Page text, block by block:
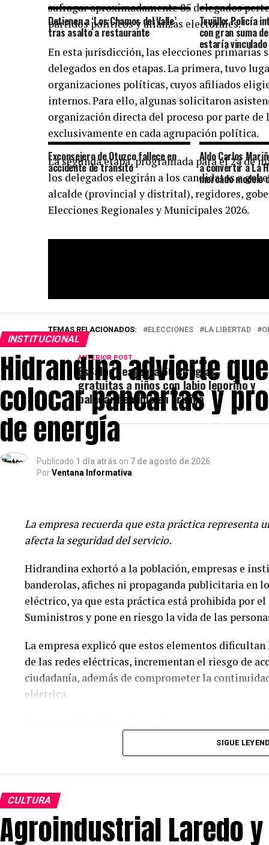
sufragar aproximadamente 85 delegados
partidos políticos y alianzas electorales.
En esta jurisdicción, las elecciones primarias
delegados en dos etapas. La primera, tuvo
organizaciones políticas, cuyos afiliados
internos. Para ello, algunas solicitaron
organización directa del proceso por parte
exclusivamente en cada agrupación política.
La segunda etapa, programada para el 24 de
los delegados elegirán a los candidatos a
alcalde (provincial y distrital), regidores,
Elecciones Regionales y Municipales 2026.
TEMAS RELACIONADOS: ELECCIONES LA LIBERTAD
ANTERIOR POST
EsSalud realizará 60 cirugías
gratuitas a niños con labio leporino y
paladar hendido en Trujillo
Detienen a ‘Los Chamos del Valle’
tras asalto a restaurante
Trujillo: Policía
con gran suma
estaría
Exconsejero de Otuzco fallece en
accidente de tránsito
Aldo Carlos
a convertir a La
mercado modelo
INSTITUCIONAL
Hidrandina advierte
colocar pancartas y
de energía
Publicado 1 día atrás on 7 de agosto de 2026
PorVentana Informativa
La empresa recuerda que esta práctica representa
afecta la seguridad del servicio.
Hidrandina exhortó a la población, empresas e
banderolas, afiches ni propaganda publicitaria en
eléctrico, ya que esta práctica está prohibida por
Suministros y pone en riesgo la vida de las
La empresa explicó que estos elementos
de las redes eléctricas, incrementan el riesgo de
ciudadanía, además de comprometer la
eléctrica.
preventivas y correctivas que permitan retirar
infracciones. Asimismo, precisó que, conforme a
retirar los avisos publicitarios y propaganda
La empresa eléctrica también advirtió que no
daños personales o materiales que puedan
SIGUE
CULTURA
Agroindustrial Laredo y